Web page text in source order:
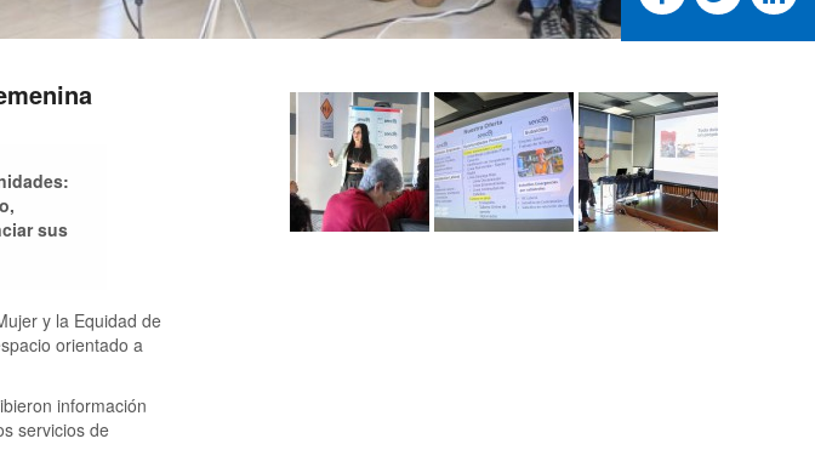
sus
y la Equidad de
orientado a
información
servicios de